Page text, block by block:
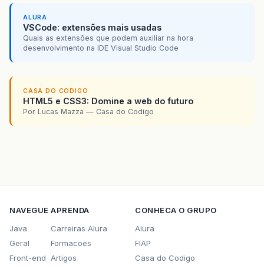
ALURA
VSCode: extensões mais usadas
Quais as extensões que podem auxiliar na hora
desenvolvimento na IDE Visual Studio Code
CASA DO CODIGO
HTML5 e CSS3: Domine a web do futuro
Por Lucas Mazza — Casa do Codigo
NAVEGUE
Java
Geral
Front-end
APRENDA
Carreiras Alura
Formacoes
Artigos
CONHECA O GRUPO
Alura
FIAP
Casa do Codigo